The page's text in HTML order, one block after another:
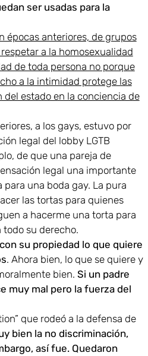
ser usadas para la
épocas anteriores, de grupos
a la homosexualidad
de toda persona no porque
a la intimidad protege las
estado en la conciencia de
a los gays, estuvo por
legal del lobby LGTB
de que una pareja de
legal una importante
una boda gay. La pura
las tortas para quienes
a hacerme una torta para
todo su derecho.
su propiedad lo que quiere
. Ahora bien, lo que se quiere y
bien. Si un padre
muy mal pero la fuerza del
que rodeó a la defensa de
bien la no discriminación,
así fue. Quedaron